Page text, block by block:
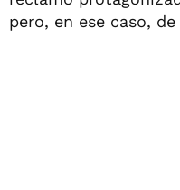
pero, en ese caso,